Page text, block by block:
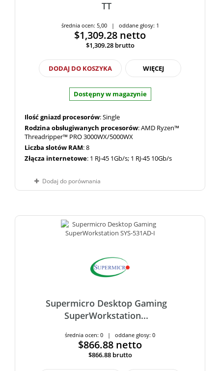
TT
średnia ocen: 5,00 | oddane głosy: 1
$1,309.28 netto
$1,309.28 brutto
DODAJ DO KOSZYKA WIĘCEJ
Dostępny w magazynie
Ilość gniazd procesorów: Single
Rodzina obsługiwanych procesorów: AMD Ryzen™
Threadripper™ PRO 3000WX/5000WX
Liczba slotów RAM: 8
Złącza internetowe: 1 RJ-45 1Gb/s; 1 RJ-45 10Gb/s
Dodaj do porównania
Supermicro Desktop Gaming
SuperWorkstation...
średnia ocen: 0 | oddane głosy: 0
$866.88 netto
$866.88 brutto